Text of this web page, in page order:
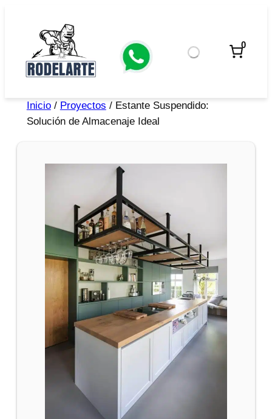
0
Inicio/ Proyectos / Estante Suspendido:
Solución de Almacenaje Ideal